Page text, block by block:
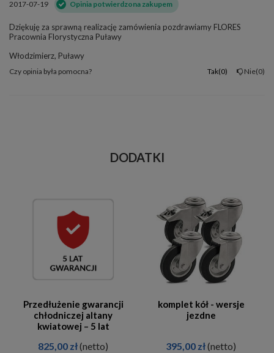
2017-07-19 Opinia potwierdzona zakupem
Dziękuję za sprawną realizację zamówienia pozdrawiamy FLORES
Pracownia Florystyczna Puławy
Włodzimierz, Puławy
Czy opinia była pomocna? Tak 0 Nie 0
DODATKI
Przedłużenie gwarancji
chłodniczej altany
kwiatowej – 5 lat
825,00 zł(netto)
komplet kół - wersje
jezdne
395,00 zł(netto)